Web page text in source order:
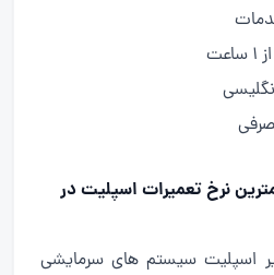
نرخ تعمیرات اسپلیت در
تعمیر اسپلیت سیستم های سرمایشی